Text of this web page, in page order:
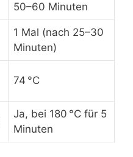
50–60 Minuten
1 Mal (nach 25–30
Minuten)
74 °C
Ja, bei 180 °C für 5
Minuten